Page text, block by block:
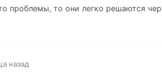
проблемы, то они легко решаются
назад